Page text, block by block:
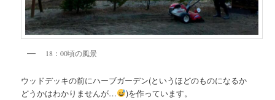
18：00頃の風景
ウッドデッキの前にハーブガーデン(というほどのものになるか
どうかはわかりませんが…
)を作っています。